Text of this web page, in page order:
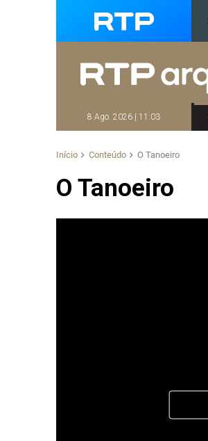
8 Ago. 2026 | 11:03
Início Conteúdo O Tanoeiro
O Tanoeiro